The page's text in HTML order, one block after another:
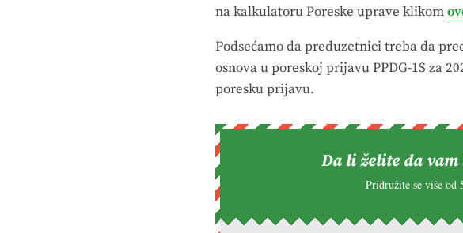
na kalkulatoru Poreske uprave klikom
Podsećamo da preduzetnici treba da
osnova u poreskoj prijavu PPDG-1S za
poresku prijavu.
Da li želite da
Pridružite se više